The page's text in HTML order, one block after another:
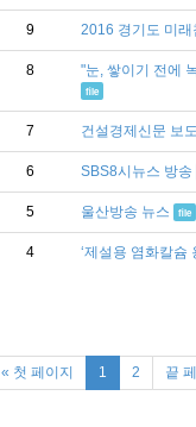
9 2016 경기도 미
8 "눈, 쌓이기 전에
file
7 건설경제신문 보
6 SBS8시뉴스 방송
5 울산방송 뉴스 file
4 ‘제설용 염화칼슘
« 첫 페이지 1 2 끝